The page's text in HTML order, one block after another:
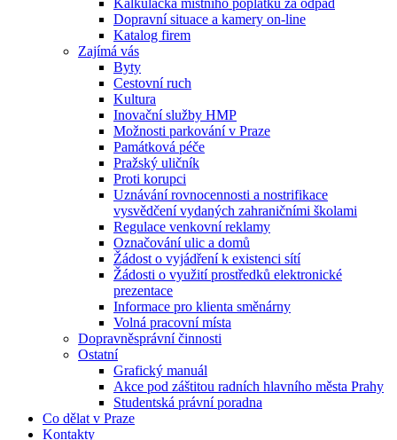
Kalkulačka místního poplatku za odpad
Dopravní situace a kamery on-line
Katalog firem
Zajímá vás
Byty
Cestovní ruch
Kultura
Inovační služby HMP
Možnosti parkování v Praze
Památková péče
Pražský uličník
Proti korupci
Uznávání rovnocennosti a nostrifikace
vysvědčení vydaných zahraničními školami
Regulace venkovní reklamy
Označování ulic a domů
Žádost o vyjádření k existenci sítí
Žádosti o využití prostředků elektronické
prezentace
Informace pro klienta směnárny
Volná pracovní místa
Dopravněsprávní činnosti
Ostatní
Grafický manuál
Akce pod záštitou radních hlavního města Prahy
Studentská právní poradna
Co dělat v Praze
Kontakty